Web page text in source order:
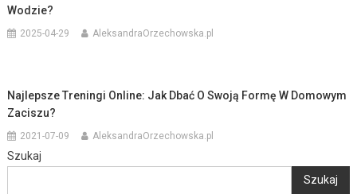
Wodzie?
2025-04-29 AleksandraOrzechowska.pl
Najlepsze Treningi Online: Jak Dbać O Swoją Formę W Domowym
Zaciszu?
2021-07-09 AleksandraOrzechowska.pl
Szukaj
Szukaj